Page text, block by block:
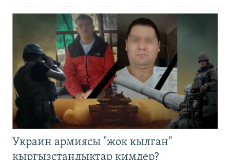
Украин армиясы "жок кылган"
кыргызстандыктар кимдер?